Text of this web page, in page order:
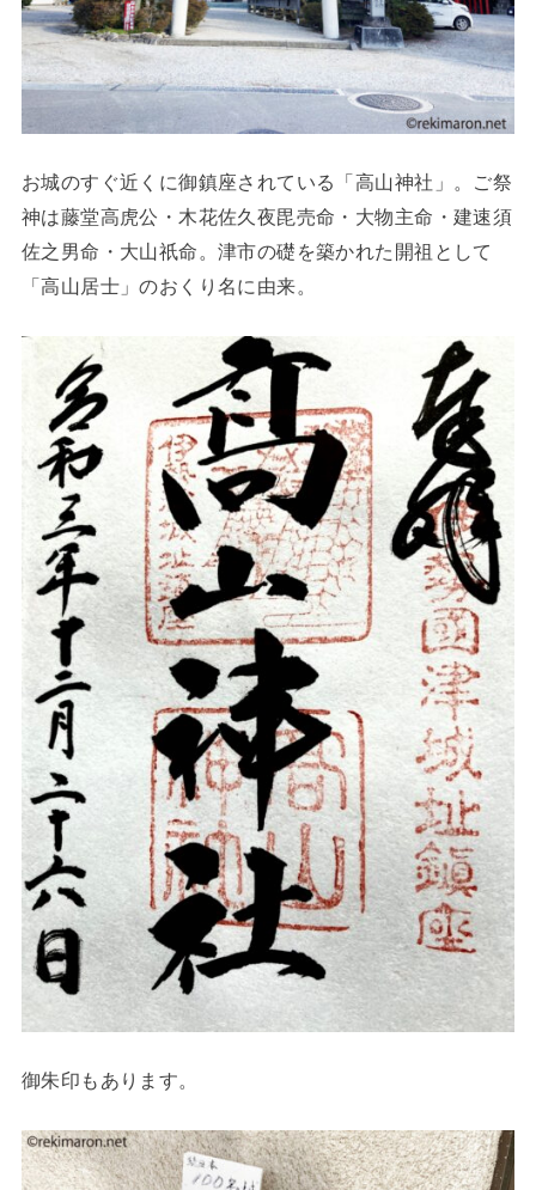
お城のすぐ近くに御鎮座されている「高山神社」。ご祭
神は藤堂高虎公・木花佐久夜毘売命・大物主命・建速須
佐之男命・大山祇命。津市の礎を築かれた開祖として
「高山居士」のおくり名に由来。
御朱印もあります。